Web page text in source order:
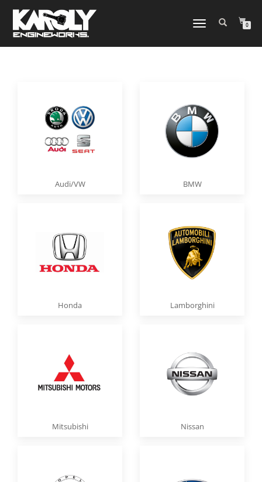
NAVIGATION
0
Audi/VW BMW
Honda Lamborghini
Mitsubishi Nissan